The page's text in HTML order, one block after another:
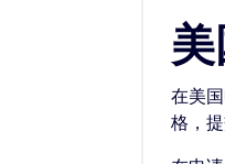
在美
格，